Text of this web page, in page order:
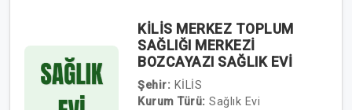
KİLİS MERKEZ TOPLUM
SAĞLIĞI MERKEZİ
BOZCAYAZI SAĞLIK EVİ
Şehir: KİLİS
Kurum Türü: Sağlık Evi